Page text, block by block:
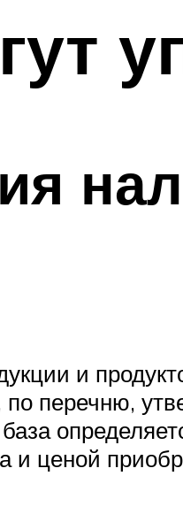
и
перечню,
и ценой